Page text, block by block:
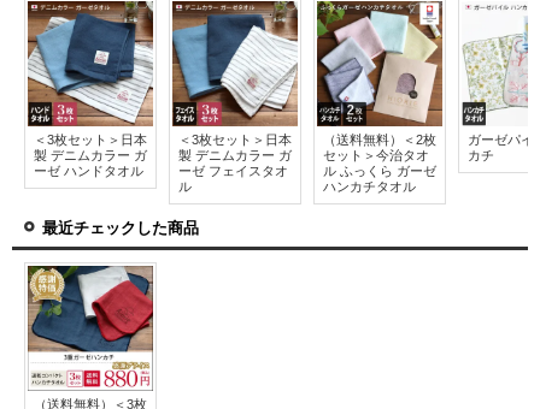
＜3枚セット＞日本
製 デニムカラー ガ
ーゼ ハンドタオル
＜3枚セット＞日本
製 デニムカラー ガ
ーゼ フェイスタオ
ル
（送料無料）＜2枚
セット＞今治タオ
ル ふっくら ガーゼ
ハンカチタオル
ガーゼパイ
カチ
最近チェックした商品
（送料無料）＜3枚